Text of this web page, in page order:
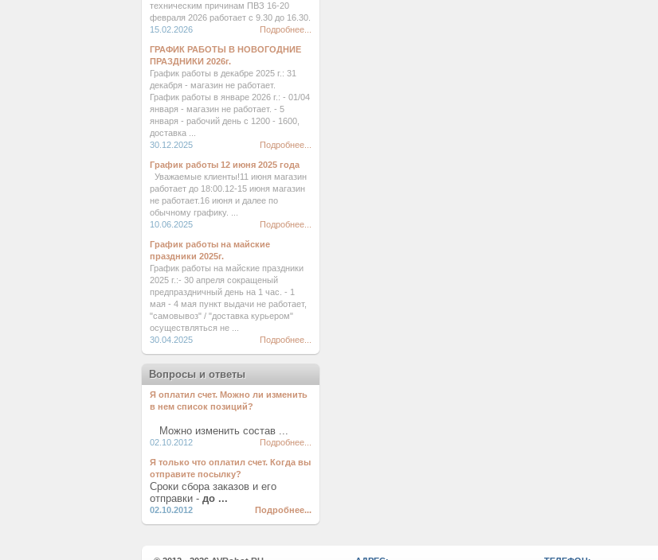
техническим причинам ПВЗ 16-20
февраля 2026 работает с 9.30 до 16.30.
15.02.2026
Подробнее...
ГРАФИК РАБОТЫ В НОВОГОДНИЕ
ПРАЗДНИКИ 2026г.
График работы в декабре 2025 г.: 31
декабря - магазин не работает.
График работы в январе 2026 г.: - 01/04
января - магазин не работает. - 5
января - рабочий день с 1200 - 1600,
доставка ...
30.12.2025
Подробнее...
График работы 12 июня 2025 года
Уважаемые клиенты!11 июня магазин
работает до 18:00.12-15 июня магазин
не работает.16 июня и далее по
обычному графику. ...
10.06.2025
Подробнее...
График работы на майские
праздники 2025г.
График работы на майские праздники
2025 г.:- 30 апреля сокращеный
предпраздничный день на 1 час. - 1
мая - 4 мая пункт выдачи не работает,
"самовывоз" / "доставка курьером"
осуществляться не ...
30.04.2025
Подробнее...
Вопросы и ответы
Я оплатил счет. Можно ли изменить
в нем список позиций?
Можно изменить состав ...
02.10.2012 Подробнее...
Я только что оплатил счет. Когда вы
отправите посылку?
Сроки сбора заказов и его
отправки - до ...
02.10.2012 Подробнее...